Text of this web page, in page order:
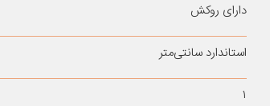
دارای روکش
استاندارد سانتی‌متر
۱